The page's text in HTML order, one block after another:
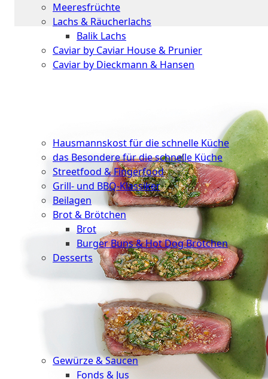
Meeresfrüchte
Lachs & Räucherlachs
Balik Lachs
Caviar by Caviar House & Prunier
Caviar by Dieckmann & Hansen
Hausmannskost für die schnelle Küche
das Besondere für die schnelle Küche
Streetfood & Fingerfood
Grill- und BBQ-Klassiker
Beilagen
Brot & Brötchen
Brot
Burger Buns & Hot Dog Brötchen
Desserts
Neu
Gewürze & Saucen
Fonds & Jus